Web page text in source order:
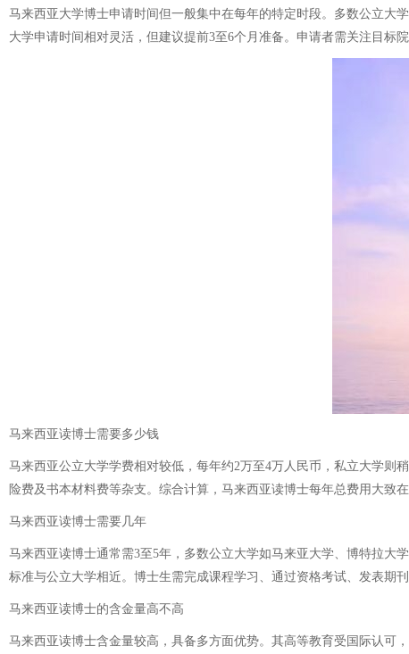
马来西亚大学博士申请时间但一般集中在每年的特定时段。多数公立大
大学申请时间相对灵活，但建议提前3至6个月准备。申请者需关注目标
马来西亚读博士需要多少钱
马来西亚公立大学学费相对较低，每年约2万至4万人民币，私立大学则
险费及书本材料费等杂支。综合计算，马来西亚读博士每年总费用大致
马来西亚读博士需要几年
马来西亚读博士通常需3至5年，多数公立大学如马来亚大学、博特拉大
标准与公立大学相近。博士生需完成课程学习、通过资格考试、发表期
马来西亚读博士的含金量高不高
马来西亚读博士含金量较高，具备多方面优势。其高等教育受国际认可